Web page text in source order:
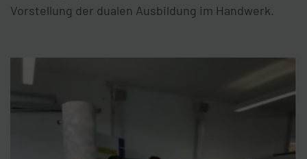
Vorstellung der dualen Ausbildung im Handwerk.